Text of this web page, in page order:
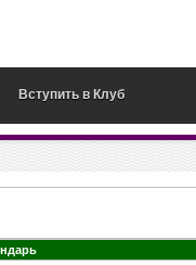
Вступить в Клуб